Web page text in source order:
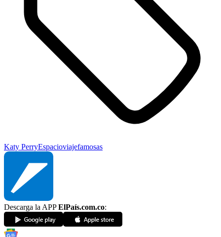
Katy PerryEspacioviajefamosas
Descarga la APPElPaís.com.co: